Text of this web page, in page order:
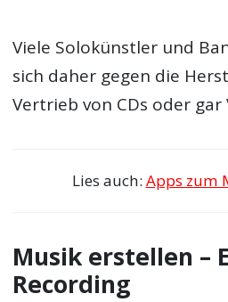
Viele Solokünstler und
sich daher gegen die
Vertrieb von CDs oder gar
Lies auch: Apps zum
Musik erstellen –
Recording